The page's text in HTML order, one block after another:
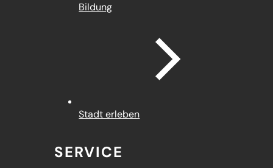
Bildung
Stadt erleben
SERVICE